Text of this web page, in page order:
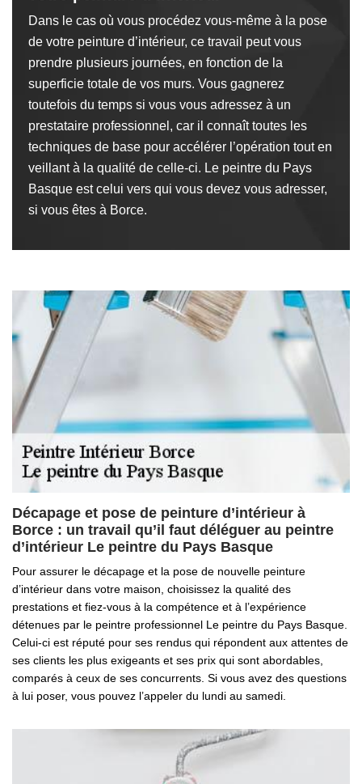
Dans le cas où vous procédez vous-même à la pose
de votre peinture d’intérieur, ce travail peut vous
prendre plusieurs journées, en fonction de la
superficie totale de vos murs. Vous gagnerez
toutefois du temps si vous vous adressez à un
prestataire professionnel, car il connaît toutes les
techniques de base pour accélérer l’opération tout en
veillant à la qualité de celle-ci. Le peintre du Pays
Basque est celui vers qui vous devez vous adresser,
si vous êtes à Borce.
Décapage et pose de peinture d’intérieur à
Borce : un travail qu’il faut déléguer au peintre
d’intérieur Le peintre du Pays Basque
Pour assurer le décapage et la pose de nouvelle peinture
d’intérieur dans votre maison, choisissez la qualité des
prestations et fiez-vous à la compétence et à l’expérience
détenues par le peintre professionnel Le peintre du Pays Basque.
Celui-ci est réputé pour ses rendus qui répondent aux attentes de
ses clients les plus exigeants et ses prix qui sont abordables,
comparés à ceux de ses concurrents. Si vous avez des questions
à lui poser, vous pouvez l’appeler du lundi au samedi.